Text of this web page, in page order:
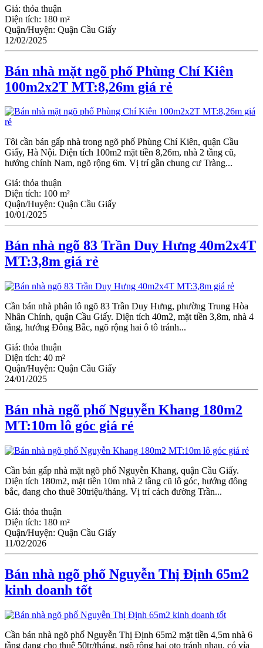
Giá: thỏa thuận
Diện tích: 180 m²
Quận/Huyện: Quận Cầu Giấy
12/02/2025
Bán nhà mặt ngõ phố Phùng Chí Kiên
100m2x2T MT:8,26m giá rẻ
Tôi cần bán gấp nhà trong ngõ phố Phùng Chí Kiên, quận Cầu
Giấy, Hà Nội. Diện tích 100m2 mặt tiền 8,26m, nhà 2 tầng cũ,
hướng chính Nam, ngõ rộng 6m. Vị trí gần chung cư Tràng...
Giá: thỏa thuận
Diện tích: 100 m²
Quận/Huyện: Quận Cầu Giấy
10/01/2025
Bán nhà ngõ 83 Trần Duy Hưng 40m2x4T
MT:3,8m giá rẻ
Cần bán nhà phân lô ngõ 83 Trần Duy Hưng, phường Trung Hòa
Nhân Chính, quận Cầu Giấy. Diện tích 40m2, mặt tiền 3,8m, nhà 4
tầng, hướng Đông Bắc, ngõ rộng hai ô tô tránh...
Giá: thỏa thuận
Diện tích: 40 m²
Quận/Huyện: Quận Cầu Giấy
24/01/2025
Bán nhà ngõ phố Nguyễn Khang 180m2
MT:10m lô góc giá rẻ
Cần bán gấp nhà mặt ngõ phố Nguyễn Khang, quận Cầu Giấy.
Diện tích 180m2, mặt tiền 10m nhà 2 tầng cũ lô góc, hướng đông
bắc, đang cho thuê 30triệu/tháng. Vị trí cách đường Trần...
Giá: thỏa thuận
Diện tích: 180 m²
Quận/Huyện: Quận Cầu Giấy
11/02/2026
Bán nhà ngõ phố Nguyễn Thị Định 65m2
kinh doanh tốt
Cần bán nhà ngõ phố Nguyễn Thị Định 65m2 mặt tiền 4,5m nhà 6
tầng đang cho thuê 50tr/tháng, ngõ rộng hai oto tránh nhau, có vỉa